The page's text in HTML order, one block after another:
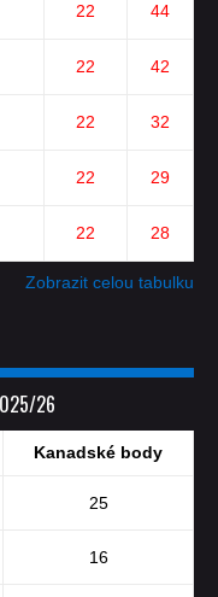
22 44
22 42
22 32
22 29
22 28
Zobrazit celou tabulku
26
Kanadské body
25
16